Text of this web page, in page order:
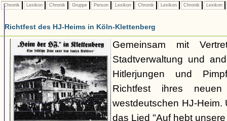
Chronik Lexikon Chronik Gruppe Person Lexikon Chronik Lexikon Chronik Lexikon
Richtfest des HJ-Heims in Köln-Klettenberg
Gemeinsam mit
Stadtverwaltung und
Hitlerjungen und
Richtfest ihres
westdeutschen HJ-Heim.
das Lied "Auf hebt